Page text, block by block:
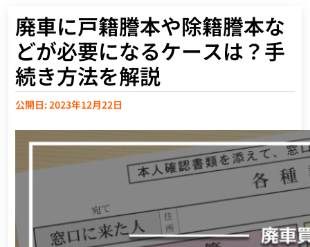
廃車に戸籍謄本や除籍謄本な
どが必要になるケースは？手
続き方法を解説
公開日: 2023年12月22日